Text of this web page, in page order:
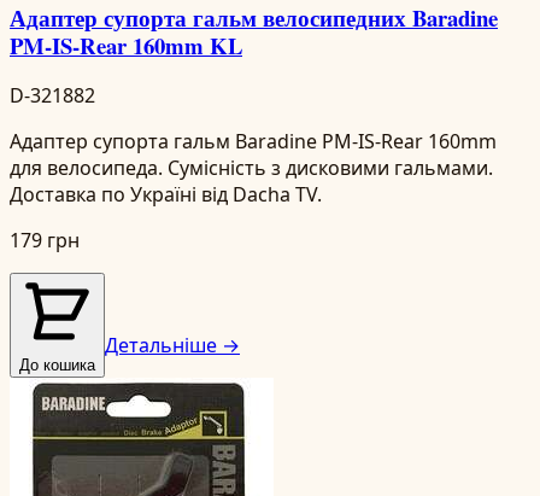
Адаптер супорта гальм велосипедних Baradine
PM-IS-Rear 160mm KL
D-321882
Адаптер супорта гальм Baradine PM-IS-Rear 160mm
для велосипеда. Сумісність з дисковими гальмами.
Доставка по Україні від Dacha TV.
179 грн
До кошика
Детальніше →